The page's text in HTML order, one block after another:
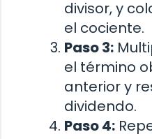
divisor, y
el cociente.
Paso 3:
el término
anterior y
dividendo.
Paso 4: